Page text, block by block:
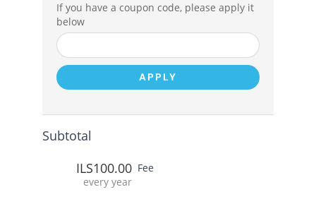
If you have a coupon code, please apply it
below
APPLY
Subtotal
Fee
ILS100.00
every year